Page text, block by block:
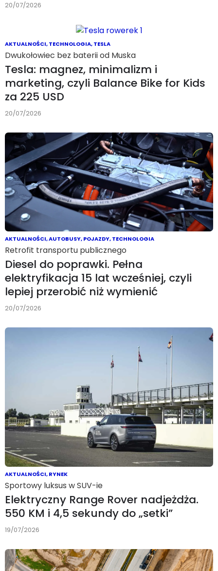
20/07/2026
AKTUALNOŚCI,TECHNOLOGIA,TESLA
Dwukołowiec bez baterii od Muska
Tesla: magnez, minimalizm i
marketing, czyli Balance Bike for Kids
za 225 USD
20/07/2026
AKTUALNOŚCI,AUTOBUSY,POJAZDY,TECHNOLOGIA
Retrofit transportu publicznego
Diesel do poprawki. Pełna
elektryfikacja 15 lat wcześniej, czyli
lepiej przerobić niż wymienić
20/07/2026
AKTUALNOŚCI,RYNEK
Sportowy luksus w SUV-ie
Elektryczny Range Rover nadjeżdża.
550 KM i 4,5 sekundy do „setki”
19/07/2026